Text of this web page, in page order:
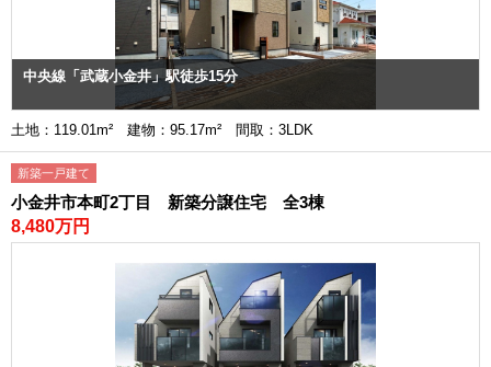
中央線「武蔵小金井」駅徒歩15分
土地：119.01m² 建物：95.17m² 間取：3LDK
新築一戸建て
小金井市本町2丁目 新築分譲住宅 全3棟
8,480万円